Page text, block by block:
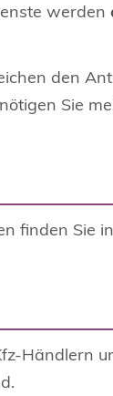
werden
den
Sie
finden Sie
Händlern